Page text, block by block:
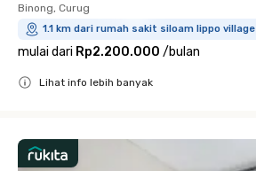
Binong, Curug
1.1 km dari rumah sakit siloam lippo village
mulai dari Rp2.200.000 /bulan
Lihat info lebih banyak